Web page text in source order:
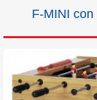
F-MINI